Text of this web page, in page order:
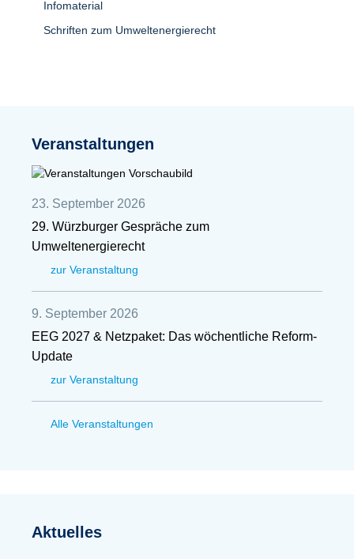
Infomaterial
Schriften zum Umweltenergierecht
Veranstaltungen
23. September 2026
29. Würzburger Gespräche zum
Umweltenergierecht
zur Veranstaltung
9. September 2026
EEG 2027 & Netzpaket: Das wöchentliche Reform-
Update
zur Veranstaltung
Alle Veranstaltungen
Aktuelles